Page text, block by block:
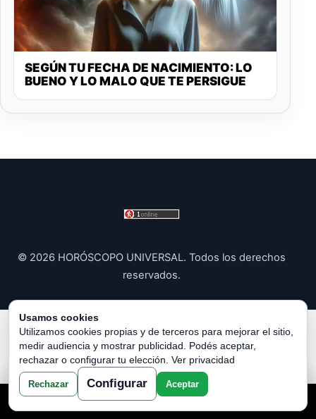
SEGÚN TU FECHA DE NACIMIENTO: LO
BUENO Y LO MALO QUE TE PERSIGUE
© 2026 HORÓSCOPO UNIVERSAL. Todos los derechos
reservados.
TU LECTURA AQUI
Política de Privacidad | Política de Cookies |
Configurar
Cookies
| Términos y Condiciones | Contacto |
Nosotros
| Aviso Legal
Usamos cookies
Utilizamos cookies propias y de terceros para mejorar el sitio,
medir audiencia y mostrar publicidad. Podés aceptar,
rechazar o configurar tu elección. Ver privacidad
Rechazar Configurar Aceptar